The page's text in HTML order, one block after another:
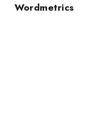
Wordmetrics